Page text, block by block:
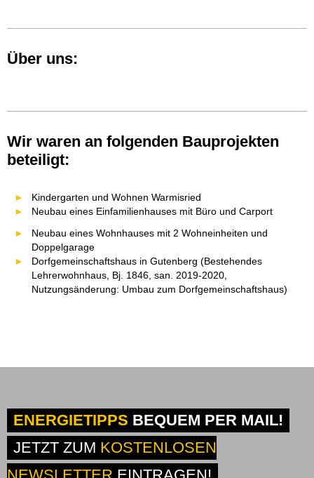
Über uns:
Wir waren an folgenden Bauprojekten
beteiligt:
Kindergarten und Wohnen Warmisried
Neubau eines Einfamilienhauses mit Büro und Carport
Neubau eines Wohnhauses mit 2 Wohneinheiten und
Doppelgarage
Dorfgemeinschaftshaus in Gutenberg (Bestehendes
Lehrerwohnhaus, Bj. 1846, san. 2019-2020,
Nutzungsänderung: Umbau zum Dorfgemeinschaftshaus)
ENERGIETIPPS BEQUEM PER MAIL!
JETZT ZUM KOSTENLOSEN